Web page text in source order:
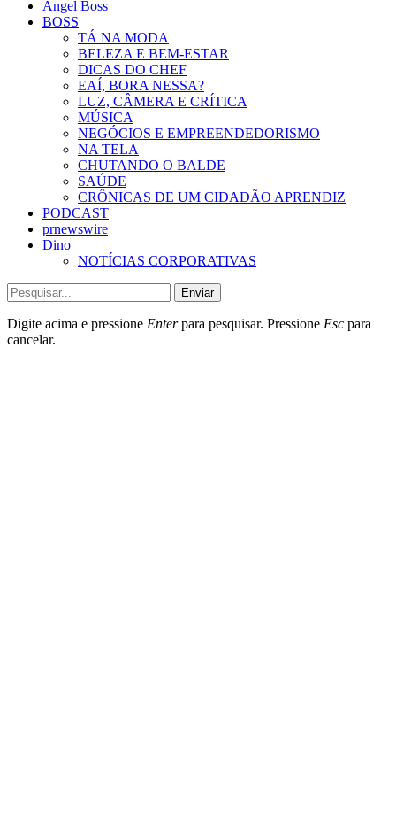
Angel Boss
BOSS
TÁ NA MODA
BELEZA E BEM-ESTAR
DICAS DO CHEF
EAÍ, BORA NESSA?
LUZ, CÂMERA E CRÍTICA
MÚSICA
NEGÓCIOS E EMPREENDEDORISMO
NA TELA
CHUTANDO O BALDE
SAÚDE
CRÔNICAS DE UM CIDADÃO APRENDIZ
PODCAST
prnewswire
Dino
NOTÍCIAS CORPORATIVAS
Enviar
Digite acima e pressione Enterpara pesquisar. Pressione Esc para
cancelar.